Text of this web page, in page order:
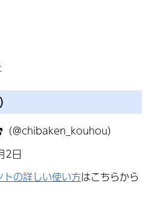
（＠chibaken_kouhou）
2日
の詳しい使い方はこちらから